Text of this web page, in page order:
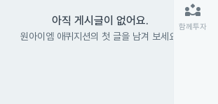
아직 게시글이 없어요.
원아이엠 애퀴지션의 첫 글을 남겨 보세요.
partner_exchange
함께투자